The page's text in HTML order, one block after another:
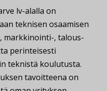
lv-alalla on
teknisen osaamisen
markkinointi-, talous-
perinteisesti
teknistä koulutusta.
tavoitteena on